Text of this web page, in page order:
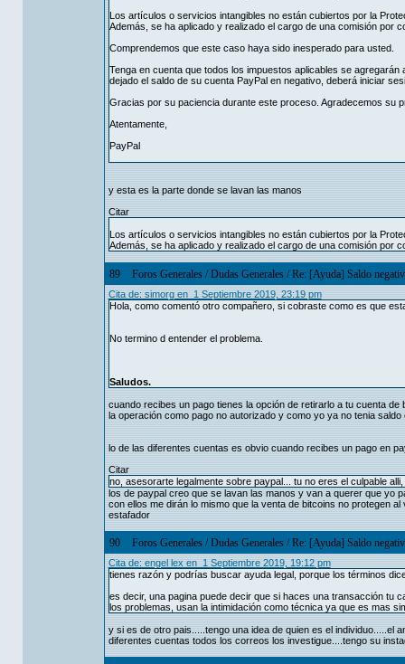
Los artículos o servicios intangibles no están cubiertos por la
Además, se ha aplicado y realizado el cargo de una comisión por
Comprendemos que este caso haya sido inesperado para usted.
Tenga en cuenta que todos los impuestos aplicables se
dejado el saldo de su cuenta PayPal en negativo, deberá iniciar
Gracias por su paciencia durante este proceso. Agradecemos su
Atentamente,
PayPal
y esta es la parte donde se lavan las manos
Citar
Los artículos o servicios intangibles no están cubiertos por la
Además, se ha aplicado y realizado el cargo de una comisión por
89 Foros Generales/Dudas Generales/Re: [Ayuda] Saldo
Cita de: simorg en 1 Septiembre 2019, 23:19 pm
Hola, como comentó otro compañero, si cobraste como es que
No termino d entender el problema.
Saludos.
cuando recibes un pago tienes la opción de retirarlo a tu cuenta
la operación como pago no autorizado y como yo ya no tenia
lo de las diferentes cuentas es obvio cuando recibes un pago en
Citar
no, asesorarte legalmente sobre paypal... tu no eres el culpable
los de paypal creo que se lavan las manos y van a querer que yo
con ellos me dirán lo mismo que la venta de bitcoins no protegen
estafador
90 Foros Generales/Dudas Generales/Re: [Ayuda] Saldo
Cita de: engel lex en 1 Septiembre 2019, 19:12 pm
tienes razón y podrías buscar ayuda legal, porque los términos
es decir, una pagina puede decir que si haces una transacción tu
los problemas, usan la intimidación como técnica ya que es mas
y si es de otro pais.....tengo una idea de quien es el individuo.....el
diferentes cuentas todos los correos los investigue....tengo su